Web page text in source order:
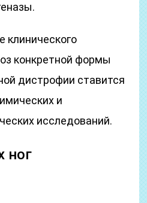
клинического
конкретной формы
дистрофии ставится
и
исследований.
ног